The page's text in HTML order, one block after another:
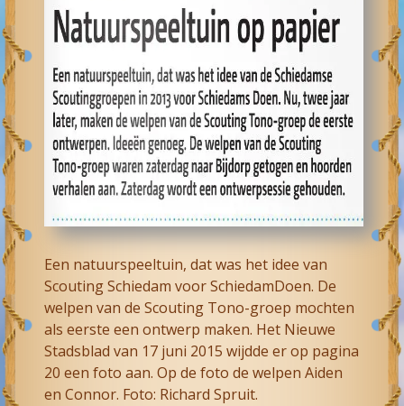
Een natuurspeeltuin, dat was het idee van
Scouting Schiedam voor SchiedamDoen. De
welpen van de Scouting Tono-groep mochten
als eerste een ontwerp maken. Het Nieuwe
Stadsblad van 17 juni 2015 wijdde er op pagina
20 een foto aan. Op de foto de welpen Aiden
en Connor. Foto: Richard Spruit.